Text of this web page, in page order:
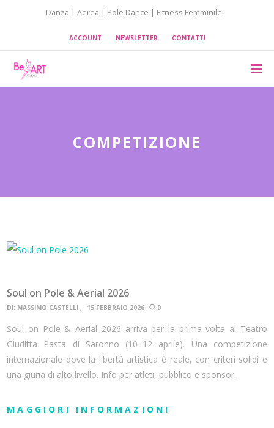
Danza | Aerea | Pole Dance | Fitness Femminile
ACCOUNT NEWSLETTER CONTATTI
COMPETIZIONE
Soul on Pole & Aerial 2026
DI: MASSIMO CASTELLI 15 FEBBRAIO 2026 0
Soul on Pole & Aerial 2026 arriva per la prima volta al Teatro
Giuditta Pasta di Saronno (10–12 aprile). Una competizione
internazionale dove la libertà artistica è reale, con criteri solidi e
una giuria di alto livello. Info per atleti, pubblico e sponsor.
MAGGIORI INFORMAZIONI